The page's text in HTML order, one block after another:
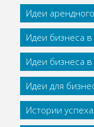
Идеи
Идеи бизнеса
Идеи бизнеса
Идеи для
Истории успеха